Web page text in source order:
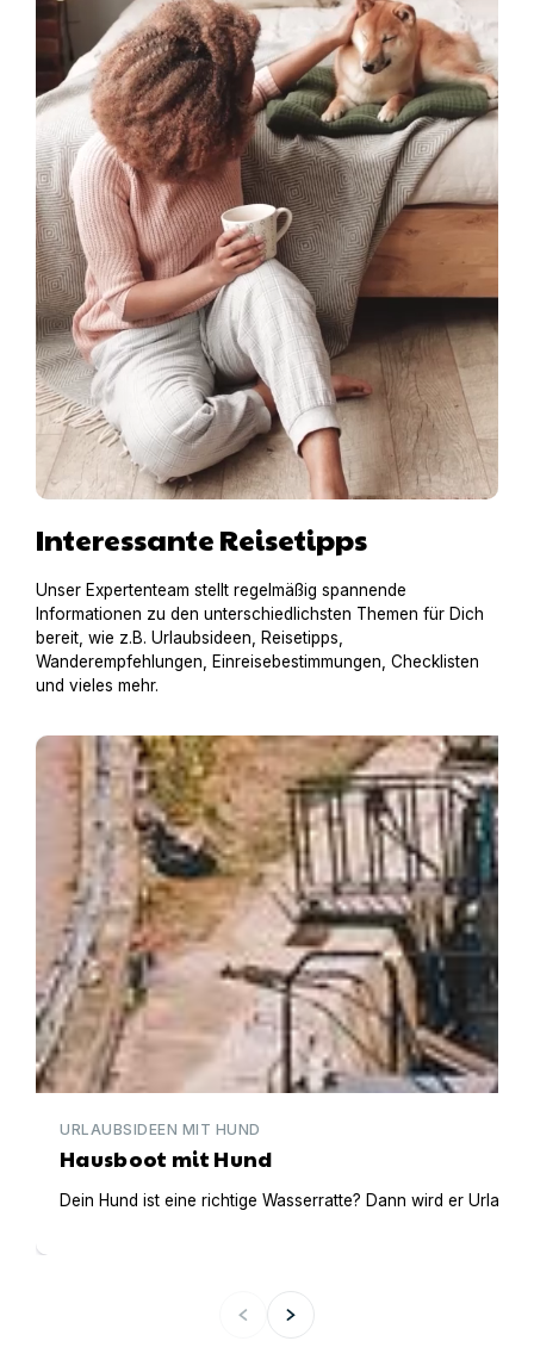
Interessante Reisetipps
Unser Expertenteam stellt regelmäßig spannende
Informationen zu den unterschiedlichsten Themen für Dich
bereit, wie z.B. Urlaubsideen, Reisetipps,
Wanderempfehlungen, Einreisebestimmungen, Checklisten
und vieles mehr.
Hausboot mit Hund
URLAUBSIDEEN MIT HUND
Hausboot mit Hund
Dein Hund ist eine richtige Wasserratte? Dann wird er